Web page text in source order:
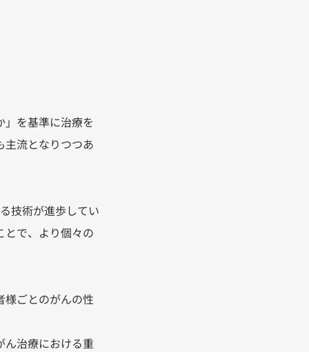
を基準に治療を
主流となりつつあ
技術が進歩してい
とで、より個々の
様ごとのがんの性
ん治療における重